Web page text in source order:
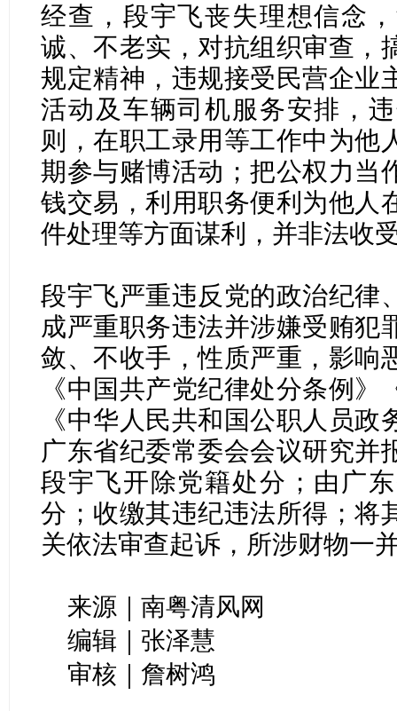
经查，段宇飞丧失理想信念
诚、不老实，对抗组织审查，
规定精神，违规接受民营企业
活动及车辆司机服务安排，
则，在职工录用等工作中为他
期参与赌博活动；把公权力当
钱交易，利用职务便利为他人
件处理等方面谋利，并非法收
段宇飞严重违反党的政治纪律
成严重职务违法并涉嫌受贿犯
敛、不收手，性质严重，影响
《中国共产党纪律处分条例
《中华人民共和国公职人员
广东省纪委常委会会议研究并
段宇飞开除党籍处分；由广
分；收缴其违纪违法所得；将
关依法审查起诉，所涉财物一
来源｜南粤清风网
编辑｜张泽慧
审核｜詹树鸿